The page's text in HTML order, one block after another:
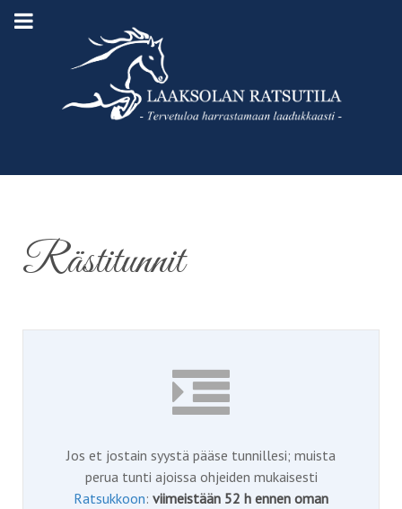
Rästitunnit
Jos et jostain syystä pääse tunnillesi; muista
perua tunti ajoissa ohjeiden mukaisesti
Ratsukkoon: viimeistään 52 h ennen oman